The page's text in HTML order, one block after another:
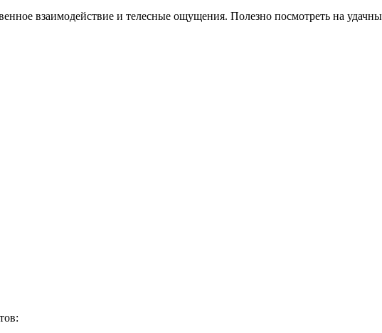
взаимодействие и телесные ощущения. Полезно посмотреть на